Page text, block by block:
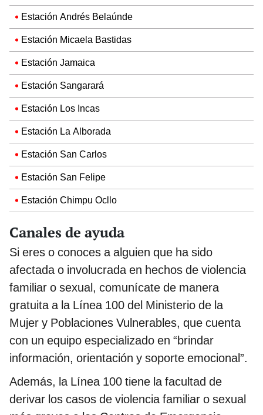
Estación Andrés Belaúnde
Estación Micaela Bastidas
Estación Jamaica
Estación Sangarará
Estación Los Incas
Estación La Alborada
Estación San Carlos
Estación San Felipe
Estación Chimpu Ocllo
Canales de ayuda
Si eres o conoces a alguien que ha sido
afectada o involucrada en hechos de violencia
familiar o sexual, comunícate de manera
gratuita a la Línea 100 del Ministerio de la
Mujer y Poblaciones Vulnerables, que cuenta
con un equipo especializado en “brindar
información, orientación y soporte emocional”.
Además, la Línea 100 tiene la facultad de
derivar los casos de violencia familiar o sexual